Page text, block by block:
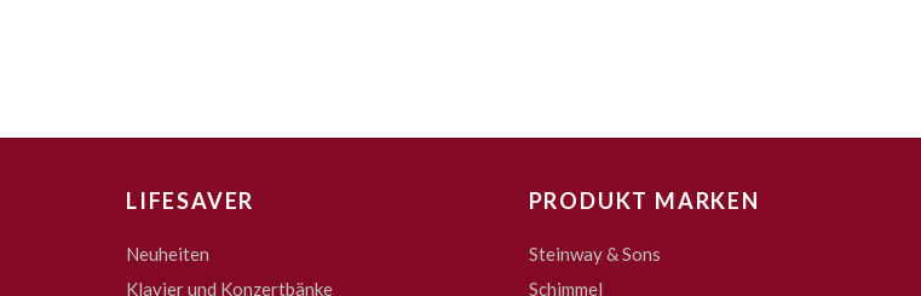
LIFESAVER
Neuheiten
Klavier und Konzertbänke
PRODUKT MARKEN
Steinway & Sons
Schimmel